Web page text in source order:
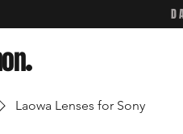
.
Laowa Lenses for Sony